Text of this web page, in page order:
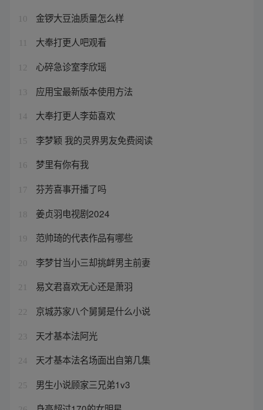
10 金锣大豆油质量怎么样
大奉打更人吧观看
12 心碎急诊室李欣瑶
13 应用宝最新版本使用方法
14 大奉打更人李茹喜欢
15 李梦颖 我的灵界男友免费阅读
16 梦里有你有我
17 芬芳喜事开播了吗
18 姜贞羽电视剧2024
19 范帅琦的代表作品有哪些
20 李梦甘当小三却挑衅男主前妻
21 易文君喜欢无心还是萧羽
22 京城苏家八个舅舅是什么小说
23 天才基本法阿光
24 天才基本法名场面出自第几集
25 男生小说顾家三兄弟1v3